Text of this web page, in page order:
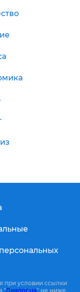
при условии ссылки
"Диалог.ua" не ниже